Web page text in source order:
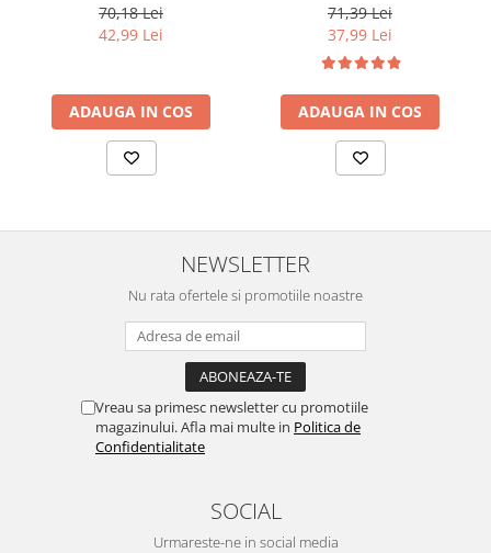
70,18 Lei
42,99 Lei
ADAUGA IN COS
Blond Deschis Natural, 60
ml
71,39 Lei
37,99 Lei
ADAUGA IN COS
NEWSLETTER
Nu rata ofertele si promotiile noastre
Vreau sa primesc newsletter cu promotiile
magazinului. Afla mai multe in Politica de
Confidentialitate
SOCIAL
Urmareste-ne in social media